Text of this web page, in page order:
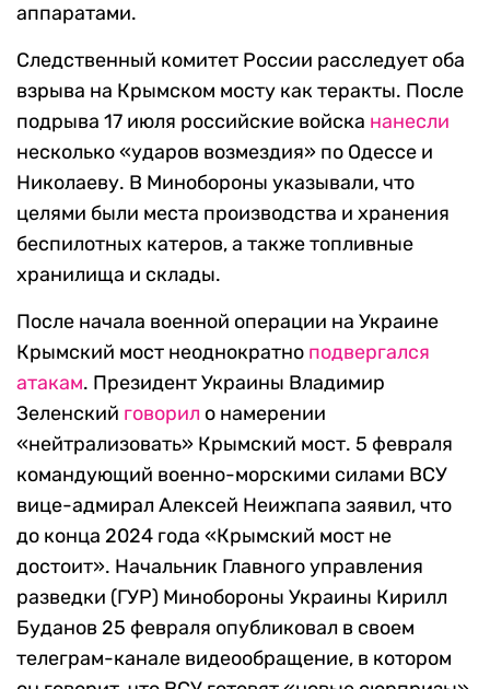
аппаратами.
Следственный комитет России расследует оба
взрыва на Крымском мосту как теракты. После
подрыва 17 июля российские войска нанесли
несколько «ударов возмездия» по Одессе и
Николаеву. В Минобороны указывали, что
целями были места производства и хранения
беспилотных катеров, а также топливные
хранилища и склады.
После начала военной операции на Украине
Крымский мост неоднократно подвергался
атакам. Президент Украины Владимир
Зеленский говорил о намерении
«нейтрализовать» Крымский мост. 5 февраля
командующий военно-морскими силами ВСУ
вице-адмирал Алексей Неижпапа заявил, что
до конца 2024 года «Крымский мост не
достоит». Начальник Главного управления
разведки (ГУР) Минобороны Украины Кирилл
Буданов 25 февраля опубликовал в своем
телеграм-канале видеообращение, в котором